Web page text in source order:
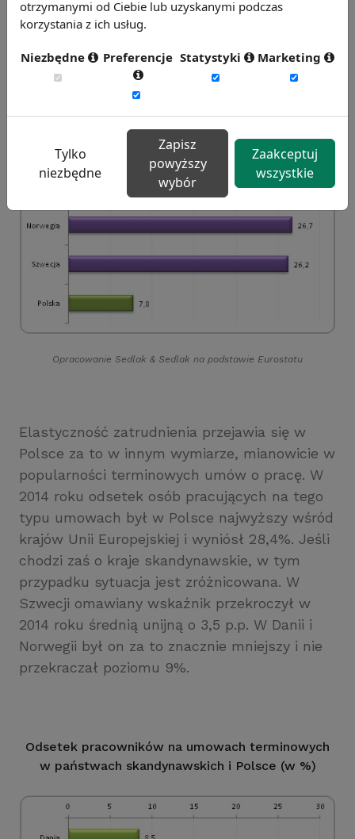
Odsetek pracowników pracujących w niepełnym
wymiarze czasu pracy w państwach
skandynawskich i Polsce w 2014 roku (w %)
Opracowanie Sedlak & Sedlak na podstawie Eurostatu
Elastyczność zatrudnienia przejawia się w
Polsce za to w innym wymiarze, mianowicie w
popularności terminowych umów o pracę. W
2014 roku odsetek osób pracujących na tego
typu umowach był w Polsce najwyższy wśród
krajów Unii Europejskiej i wyniósł 28,4%. Jeśli
chodzi zaś o kraje skandynawskie, w tym
przypadku sytuacja jest zróżnicowana. W
Szwecji omawiany wskaźnik przekroczył w
2014 roku średnią unijną o 3,5 p.p. W Danii i
Norwegii był on za to znacznie mniejszy i nie
przekraczał poziomu 9%.
Odsetek pracowników na umowach terminowych
w państwach skandynawskich i Polsce (w %)
otrzymanymi od Ciebie lub uzyskanymi podczas
korzystania z ich usług.
Niezbędne Preferencje Statystyki Marketing
Tylko
niezbędne
Zapisz
powyższy
wybór
Zaakceptuj
wszystkie